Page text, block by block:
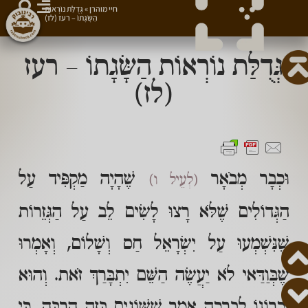
גְּדֻלַּת נוֹרְאוֹת הַשָּׂגָתוֹ – רעז
(לז)
וּכְבָר מְבֹאָר (לְעֵיל ו)
שֶׁהָיָה מַקְפִּיד עַל
הַגְּדוֹלִים שֶׁלֹּא רָצוּ לָשִׂים לֵב עַל הַגְּזֵרוֹת
שֶׁנִּשְׁמְעוּ עַל יִשְׂרָאֵל חַס וְשָׁלוֹם, וְאָמְרוּ
שֶׁבְּוַדַּאי לֹא יַעֲשֶׂה הַשֵּׁם יִתְבָּרַךְ זֹאת. וְהוּא
חיי מוהרן»גְּדֻלַּת נוֹרְאוֹת
הַשָּׂגָתוֹ – רעז (לז)